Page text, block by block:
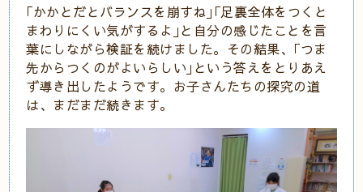
｢かかとだとバランスを崩すね｣｢足裏全体をつくと
まわりにくい気がするよ｣と自分の感じたことを言
葉にしながら検証を続けました。その結果、｢つま
先からつくのがよいらしい｣という答えをとりあえ
ず導き出したようです。お子さんたちの探究の道
は、まだまだ続きます。